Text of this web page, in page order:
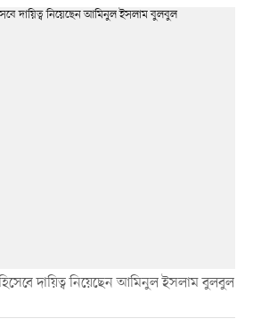
দায়িত্ব নিয়েছেন আমিনুল ইসলাম বুলবুল